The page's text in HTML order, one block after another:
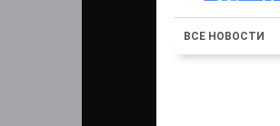
ВСЕ НОВОСТИ